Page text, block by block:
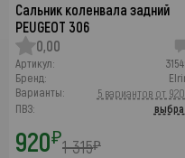
Сальник коленвала задний
PEUGEOT 306
0,00
Артикул:
Бренд:
Варианты:
5 вариантов от
ПВЗ:
920₽1 315₽